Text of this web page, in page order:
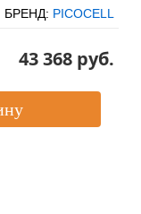
БРЕНД: PICOCELL
43 368 pуб.